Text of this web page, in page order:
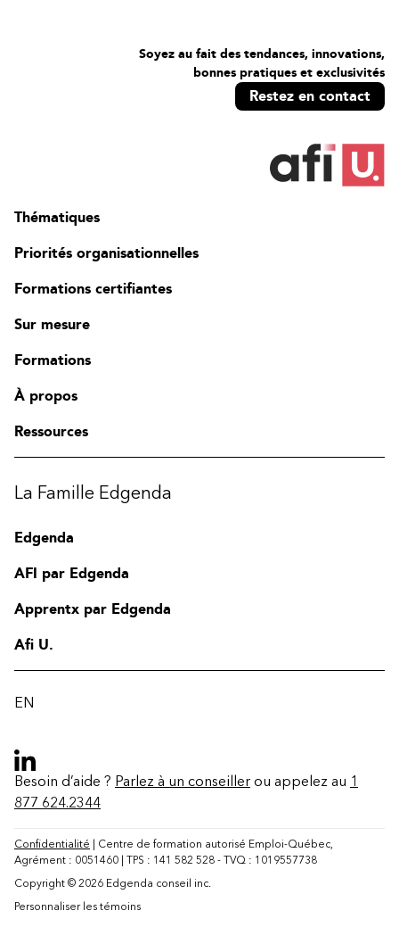
Contact
Soyez au fait des tendances, innovations,
bonnes pratiques et exclusivités
Restez en contact
Thématiques
Priorités organisationnelles
Formations certifiantes
Sur mesure
Formations
À propos
Ressources
La Famille Edgenda
Edgenda
AFI par Edgenda
Apprentx par Edgenda
Afi U.
EN
Besoin d’aide ? Parlez à un conseiller ou appelez au 1
877 624.2344
Confidentialité | Centre de formation autorisé Emploi-Québec,
Agrément : 0051460 | TPS : 141 582 528 - TVQ : 1019557738
Copyright © 2026 Edgenda conseil inc.
Personnaliser les témoins